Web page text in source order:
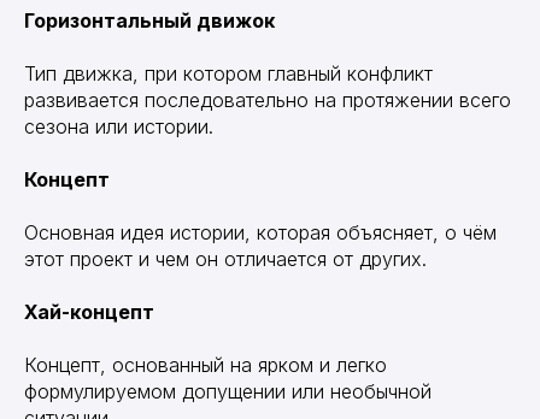
Горизонтальный движок
Тип движка, при котором главный конфликт
развивается последовательно на протяжении всего
сезона или истории.
Концепт
Основная идея истории, которая объясняет, о чём
этот проект и чем он отличается от других.
Хай-концепт
Концепт, основанный на ярком и легко
формулируемом допущении или необычной